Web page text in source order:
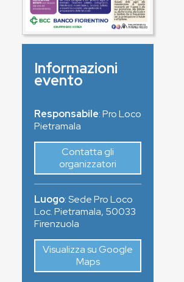
Informazioni
evento
Responsabile: Pro Loco
Pietramala
Contatta gli
organizzatori
Luogo:Sede Pro Loco
Loc. Pietramala, 50033
Firenzuola
Visualizza su Google
Maps